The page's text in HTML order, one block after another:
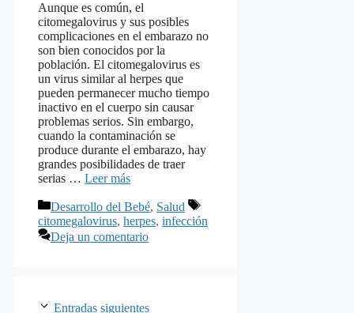
Aunque es común, el
citomegalovirus y sus posibles
complicaciones en el embarazo no
son bien conocidos por la
población. El citomegalovirus es
un virus similar al herpes que
pueden permanecer mucho tiempo
inactivo en el cuerpo sin causar
problemas serios. Sin embargo,
cuando la contaminación se
produce durante el embarazo, hay
grandes posibilidades de traer
serias … Leer más
Categorías
Desarrollo del Bebé, Salud
Etiquetas
citomegalovirus, herpes, infección
Deja un comentario
Entradas siguientes